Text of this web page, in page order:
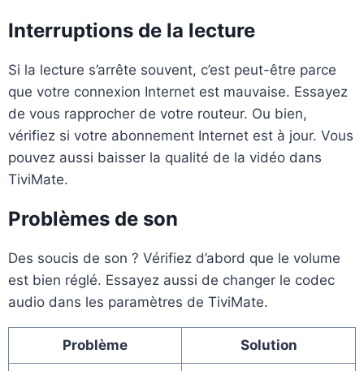
Interruptions de la lecture
Si la lecture s’arrête souvent, c’est peut-être parce
que votre connexion Internet est mauvaise. Essayez
de vous rapprocher de votre routeur. Ou bien,
vérifiez si votre abonnement Internet est à jour. Vous
pouvez aussi baisser la qualité de la vidéo dans
TiviMate.
Problèmes de son
Des soucis de son ? Vérifiez d’abord que le volume
est bien réglé. Essayez aussi de changer le codec
audio dans les paramètres de TiviMate.
Problème Solution